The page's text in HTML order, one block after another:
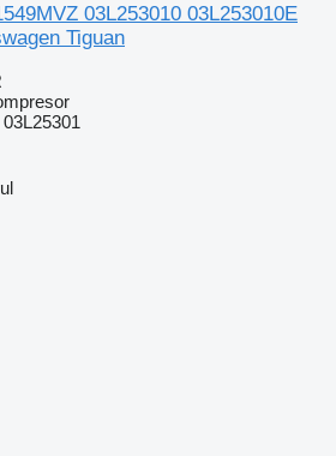
03L253010 03L253010E
Tiguan